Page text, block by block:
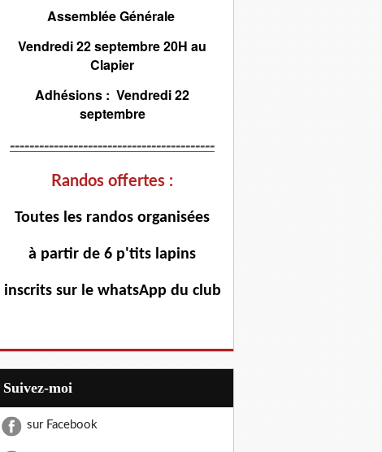
Assemblée Générale
Vendredi 22 septembre 20H au
Clapier
Adhésions : Vendredi 22
septembre
------------------------------------------
Randos offertes :
Toutes les randos organisées
à partir de 6 p'tits lapins
inscrits sur le whatsApp du club
Suivez-moi
sur Facebook